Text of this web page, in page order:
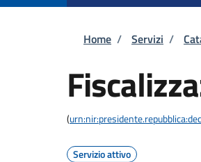
Briciole
Home / Servizi /
(
Servizio attivo